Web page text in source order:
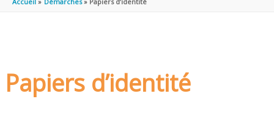
Papiers d’identité